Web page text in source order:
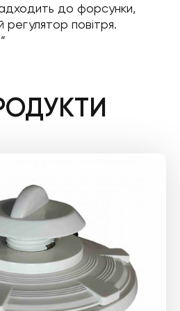
до форсунки,
регулятор повітря.